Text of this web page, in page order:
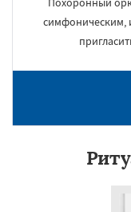
симфоническим,